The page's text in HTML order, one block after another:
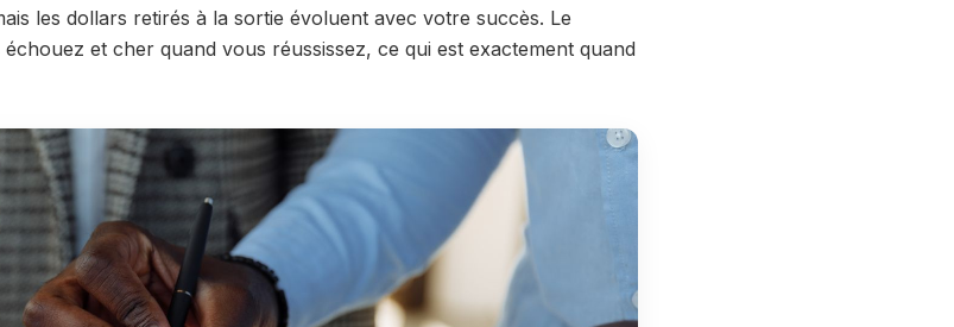
les dollars retirés à la sortie évoluent avec votre succès. Le
et cher quand vous réussissez, ce qui est exactement quand